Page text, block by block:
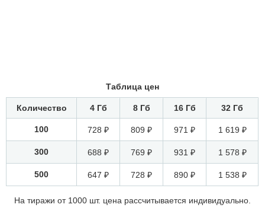
Таблица цен
Количество 4 Гб 8 Гб 16 Гб 32 Гб
100 728 ₽ 809 ₽ 971 ₽ 1 619 ₽
300 688 ₽ 769 ₽ 931 ₽ 1 578 ₽
500 647 ₽ 728 ₽ 890 ₽ 1 538 ₽
На тиражи от 1000 шт. цена рассчитывается индивидуально.